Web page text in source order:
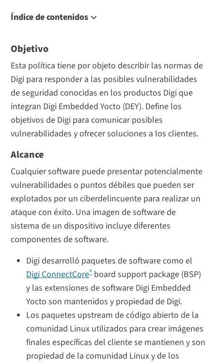
Índice de contenidos
Alcance
Audiencia
Introducción
Notificación de posibles vulnerabilidades
Evaluación de las vulnerabilidades potenciales
Información y plazos de resolución
Resolución de posibles vulnerabilidades
Recepción de información sobre posibles vulnerabilidades
Objetivo
Esta política tiene por objeto describir las normas de
Digi para responder a las posibles vulnerabilidades
de seguridad conocidas en los productos Digi que
integran Digi Embedded Yocto (DEY). Define los
objetivos de Digi para comunicar posibles
vulnerabilidades y ofrecer soluciones a los clientes.
Alcance
Cualquier software puede presentar potencialmente
vulnerabilidades o puntos débiles que pueden ser
explotados por un ciberdelincuente para realizar un
ataque con éxito. Una imagen de software de
sistema de un dispositivo incluye diferentes
componentes de software.
Digi desarrolló paquetes de software como el
Digi ConnectCore®board support package (BSP)
y las extensiones de software Digi Embedded
Yocto son mantenidos y propiedad de Digi.
Los paquetes upstream de código abierto de la
comunidad Linux utilizados para crear imágenes
finales específicas del cliente se mantienen y son
propiedad de la comunidad Linux y de los